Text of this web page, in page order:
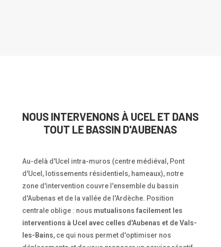
NOUS INTERVENONS À UCEL ET DANS
TOUT LE BASSIN D'AUBENAS
Au-delà d'Ucel intra-muros (centre médiéval, Pont
d'Ucel, lotissements résidentiels, hameaux), notre
zone d'intervention couvre l'ensemble du bassin
d'Aubenas et de la vallée de l'Ardèche. Position
centrale oblige : nous mutualisons facilement les
interventions à Ucel avec celles d'Aubenas et de Vals-
les-Bains, ce qui nous permet d'optimiser nos